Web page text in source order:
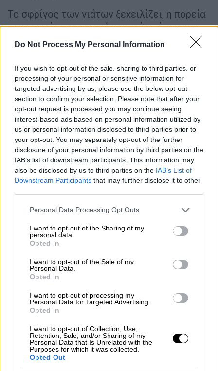
Do Not Process My Personal Information
If you wish to opt-out of the sale, sharing to third parties, or
processing of your personal or sensitive information for
targeted advertising by us, please use the below opt-out
section to confirm your selection. Please note that after your
opt-out request is processed you may continue seeing
interest-based ads based on personal information utilized by
us or personal information disclosed to third parties prior to
your opt-out. You may separately opt-out of the further
disclosure of your personal information by third parties on the
IAB’s list of downstream participants. This information may
also be disclosed by us to third parties on the IAB’s List of
Downstream Participants that may further disclose it to other
Please note that this website/app uses one or more Google
not limited to your visit or usage behaviour. You may click to
grant or deny consent to Google and its third-party tags to
use your data for below specified purposes in below Google
consent section.
Personal Data Processing Opt Outs
I want to opt-out of the Sharing of my
personal data.
Opted In
I want to opt-out of the Sale of my
Personal Data.
Opted In
I want to opt-out of processing my
Personal Data for Targeted Advertising.
Opted In
I want to opt-out of Collection, Use,
Retention, Sale, and/or Sharing of my
Personal Data that Is Unrelated with the
Purposes for which it was collected.
Opted Out
Το σφρίγος των νιάτων ξεχειλίζει, η πορεία
τους χωρίς προορισμό γοητεύει, όπως και
τα τοπία της ελληνικής υπαίθρου, τα οποία
διασχίζει το τροχόσπιτο.
περνούν απαρατήρητες από τα ραντάρ της
«νομιμότητας», ζουν για κάθε στιγμή,
γελώντας, χορεύοντας, ερωτοτροπώντας,
αρνούνται να μεγαλώσουν σαν τα χαμένα
παιδιά στον «Πίτερ Παν», που αποτελεί μία
από τις βασικές αναφορές στο φρέσκο
κινηματογραφικό σύμπαν που μας συστήνει ο
Κεκάτος.
Με την κάμερα να κινείται αιθέρια, να
γίνεται ένα με τους ήρωες, να βουτά μαζί
τους στην περιπετειώδη καθημερινότητά
τους, ο μόνιμος συνεργάτης του Κεκάτου και
διευθυντής φωτογραφίας Γιώργος
Βαλσάμης,αναδεικνύει το φως του
ελληνικού καλοκαιριού, τις μελαγχολικές
συννεφιές, τη γαλήνη της θάλασσας και τα
λαμπερά μάτια των κοριτσιών
Τα όρια της πραγματικότητας και της
φαντασίας θολώνουν, ο σκηνοθέτης
ιστορία του, που κινείται με μοναδικό
καύσιμο το συναίσθημα, τη ζωντάνια των
ηρώων και το αίσθημα δικαιοσύνης.